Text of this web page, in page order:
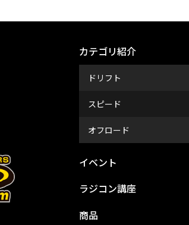
カテゴリ紹介
ドリフト
スピード
オフロード
イベント
ラジコン講座
商品